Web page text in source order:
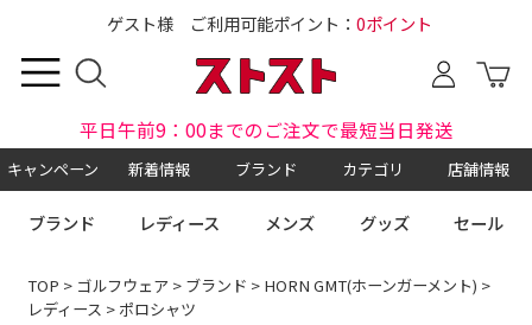
ゲスト様 ご利用可能ポイント： 0ポイント
平日午前9：00までのご注文で最短当日発送
キャンペーン 新着情報 ブランド カテゴリ 店舗情報
ブランド レディース メンズ グッズ セール
TOP > ゴルフウェア > ブランド > HORN GMT(ホーンガーメント) >
レディース > ポロシャツ